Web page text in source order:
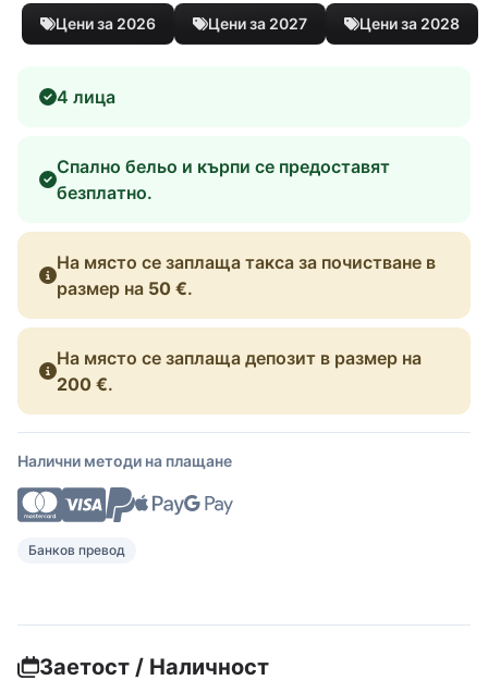
Цени за 2026 Цени за 2027 Цени за 2028
4 лица
Спално бельо и кърпи се предоставят
безплатно.
На място се заплаща такса за почистване в
размер на 50 €.
На място се заплаща депозит в размер на
200 €.
Налични методи на плащане
Банков превод
Заетост / Наличност